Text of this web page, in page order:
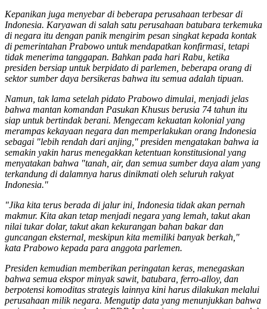
Kepanikan juga menyebar di beberapa perusahaan terbesar di
Indonesia. Karyawan di salah satu perusahaan batubara terkemuka
di negara itu dengan panik mengirim pesan singkat kepada kontak
di pemerintahan Prabowo untuk mendapatkan konfirmasi, tetapi
tidak menerima tanggapan. Bahkan pada hari Rabu, ketika
presiden bersiap untuk berpidato di parlemen, beberapa orang di
sektor sumber daya bersikeras bahwa itu semua adalah tipuan.
Namun, tak lama setelah pidato Prabowo dimulai, menjadi jelas
bahwa mantan komandan Pasukan Khusus berusia 74 tahun itu
siap untuk bertindak berani. Mengecam kekuatan kolonial yang
merampas kekayaan negara dan memperlakukan orang Indonesia
sebagai "lebih rendah dari anjing," presiden mengatakan bahwa ia
semakin yakin harus menegakkan ketentuan konstitusional yang
menyatakan bahwa "tanah, air, dan semua sumber daya alam yang
terkandung di dalamnya harus dinikmati oleh seluruh rakyat
Indonesia."
"Jika kita terus berada di jalur ini, Indonesia tidak akan pernah
makmur. Kita akan tetap menjadi negara yang lemah, takut akan
nilai tukar dolar, takut akan kekurangan bahan bakar dan
guncangan eksternal, meskipun kita memiliki banyak berkah,"
kata Prabowo kepada para anggota parlemen.
Presiden kemudian memberikan peringatan keras, menegaskan
bahwa semua ekspor minyak sawit, batubara, ferro-alloy, dan
berpotensi komoditas strategis lainnya kini harus dilakukan melalui
perusahaan milik negara. Mengutip data yang menunjukkan bahwa